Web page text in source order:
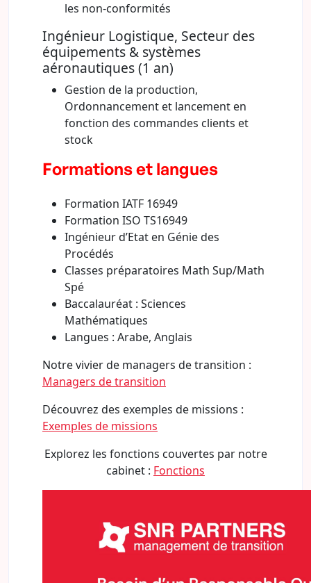
les non-conformités
Ingénieur Logistique, Secteur des
équipements & systèmes
aéronautiques (1 an)
Gestion de la production,
Ordonnancement et lancement en
fonction des commandes clients et
stock
Formations et langues
Formation IATF 16949
Formation ISO TS16949
Ingénieur d’Etat en Génie des
Procédés
Classes préparatoires Math Sup/Math
Spé
Baccalauréat : Sciences
Mathématiques
Langues : Arabe, Anglais
Notre vivier de managers de transition :
Managers de transition
Découvrez des exemples de missions :
Exemples de missions
Explorez les fonctions couvertes par notre
cabinet : Fonctions